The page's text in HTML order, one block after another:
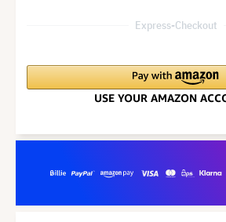
Express-Checkout